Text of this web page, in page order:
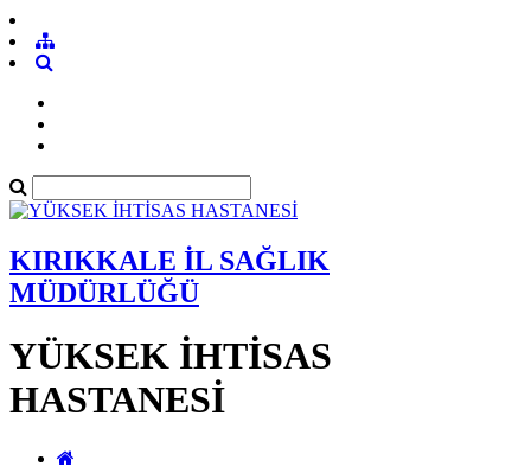
KIRIKKALE İL SAĞLIK
MÜDÜRLÜĞÜ
YÜKSEK İHTİSAS
HASTANESİ